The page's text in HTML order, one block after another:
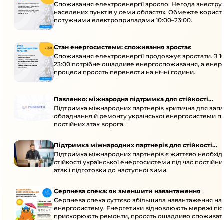
Споживання електроенергії зросло. Негода
населених пунктів у семи областях. Обмежте
потужними електроприладами 10:00–23:00.
Стан енергосистеми: споживання зростає
Споживання електроенергії продовжує зростати. З
23:00 потрібне ощадливе енергоспоживання, а
процеси просять перенести на нічні години.
Павленко: міжнародна підтримка для стійкості
енергосистеми
Підтримка міжнародних партнерів критична для
обладнання й ремонту української енергосистеми
постійних атак ворога.
Підтримка міжнародних партнерів для стійкості
енергосистеми
Підтримка міжнародних партнерів є життєво
стійкості української енергосистеми під час
атак і підготовки до наступної зими.
Серпнева спека: як зменшити навантаження
Серпнева спека суттєво збільшила навантаження на
енергосистему. Енергетики відновлюють мережі
прискорюють ремонти, просять ощадливо